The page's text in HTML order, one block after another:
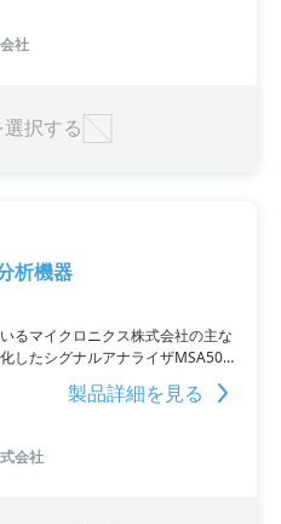
社
択する
析機器
るマイクロニクス株式会社の主な
したシグナルアナライザMSA500
クトラムアナライザMSA400シリ
ザは、リアルタイム方式と掃引方
トラムアナライザは、手軽なサイ
い性能と機能を持っています。
製品詳細を見る
会社